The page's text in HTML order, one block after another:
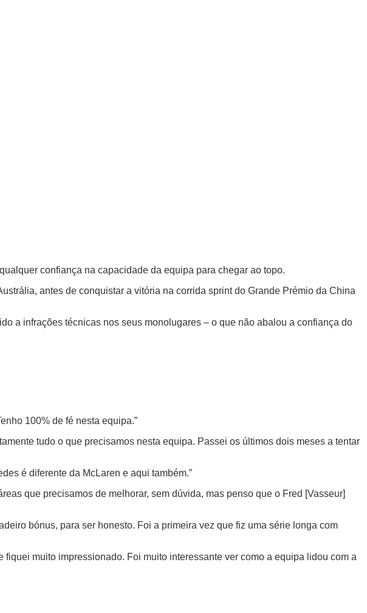
confiança na capacidade da equipa para chegar ao topo.
antes de conquistar a vitória na corrida sprint do Grande Prémio da China
a infrações técnicas nos seus monolugares – o que não abalou a confiança do
100% de fé nesta equipa.”
tudo o que precisamos nesta equipa. Passei os últimos dois meses a tentar
é diferente da McLaren e aqui também.”
que precisamos de melhorar, sem dúvida, mas penso que o Fred [Vasseur]
bónus, para ser honesto. Foi a primeira vez que fiz uma série longa com
muito impressionado. Foi muito interessante ver como a equipa lidou com a